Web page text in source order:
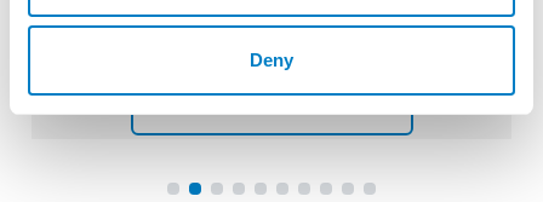
Deny
Für industrielle, maritime und mobile
Anwendungen
WEITERE INFORMATIONEN